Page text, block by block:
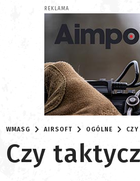
REKLAMA
WMASG AIRSOFT OGÓLNE
Czy